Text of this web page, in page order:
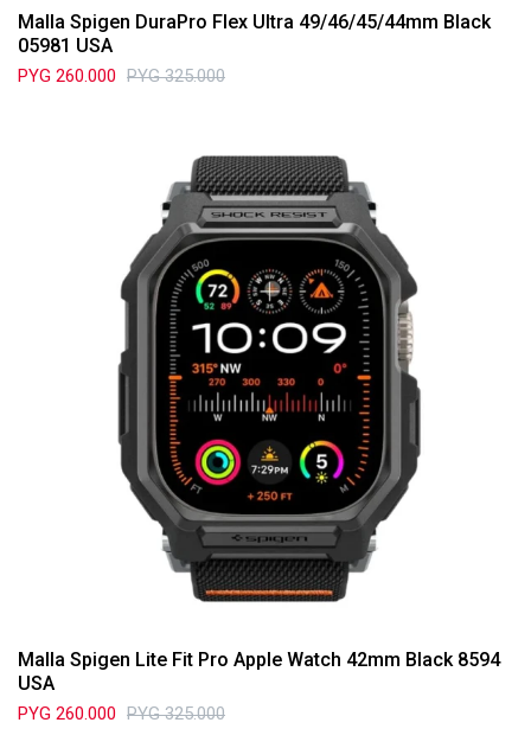
Malla Spigen DuraPro Flex Ultra 49/46/45/44mm Black
05981 USA
PYG 260.000 PYG 325.000
Malla Spigen Lite Fit Pro Apple Watch 42mm Black 8594
USA
PYG 260.000 PYG 325.000